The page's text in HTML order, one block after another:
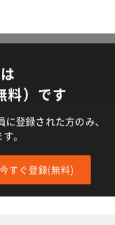
料）です
登録された方のみ、
。
今すぐ登録(無料)